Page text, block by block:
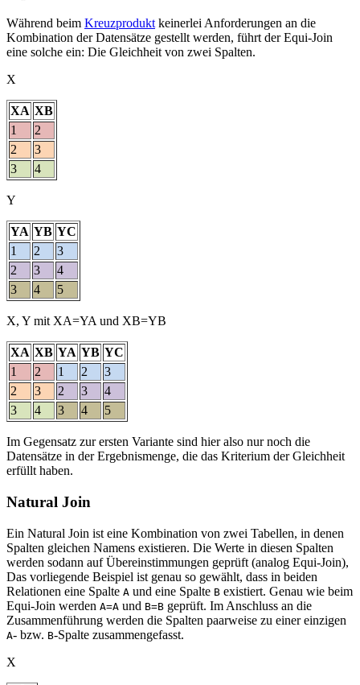
Während beim Kreuzprodukt keinerlei Anforderungen an die
Kombination der Datensätze gestellt werden, führt der Equi-Join
eine solche ein: Die Gleichheit von zwei Spalten.
X
XA XB
1
2
2
3
3
4
Y
YA YB YC
1
2
3
2
3
4
3
4 5
X, Y mit XA=YA und XB=YB
XA XB YA YB YC
1
2 1 2
3
2
3 2 3
4
3
4 3 4 5
Im Gegensatz zur ersten Variante sind hier also nur noch die
Datensätze in der Ergebnismenge, die das Kriterium der Gleichheit
erfüllt haben.
Natural Join
Ein Natural Join ist eine Kombination von zwei Tabellen, in denen
Spalten gleichen Namens existieren. Die Werte in diesen Spalten
werden sodann auf Übereinstimmungen geprüft (analog Equi-Join),
Das vorliegende Beispiel ist genau so gewählt, dass in beiden
Relationen eine Spalte A und eine Spalte B existiert. Genau wie beim
Equi-Join werden A=A und B=B geprüft. Im Anschluss an die
Zusammenführung werden die Spalten paarweise zu einer einzigen
A- bzw. B-Spalte zusammengefasst.
X